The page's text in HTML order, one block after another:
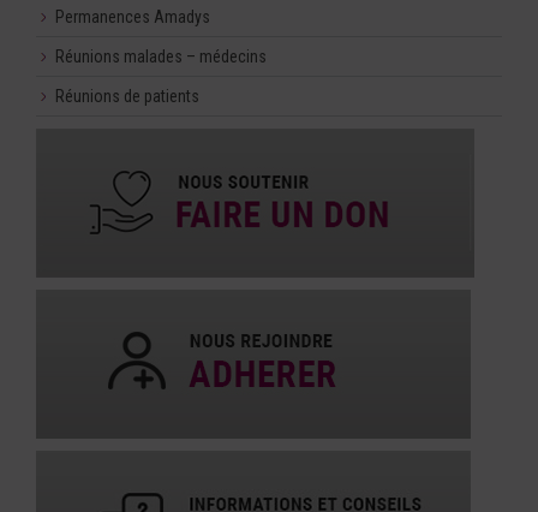
Permanences Amadys
Réunions malades – médecins
Réunions de patients